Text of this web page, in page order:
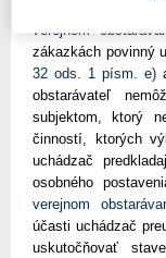
verejnom
zákazkách povinný
32 ods. 1 písm. e)
obstarávateľ
subjektom, ktorý
činností, ktorých
uchádzač
osobného
verejnom
účasti uchádzač
uskutočňovať